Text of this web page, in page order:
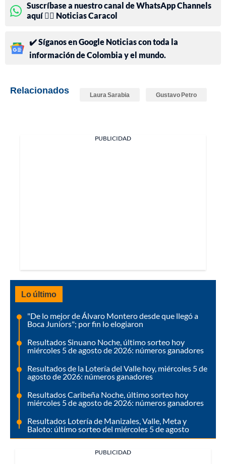
Suscríbase a nuestro canal de WhatsApp Channels
aquí 👉🏻 Noticias Caracol
✔️ Síganos en Google Noticias con toda la
información de Colombia y el mundo.
Relacionados Laura Sarabia Gustavo Petro
PUBLICIDAD
Lo último
"De lo mejor de Álvaro Montero desde que llegó a
Boca Juniors"; por fin lo elogiaron
Resultados Sinuano Noche, último sorteo hoy
miércoles 5 de agosto de 2026: números ganadores
Resultados de la Lotería del Valle hoy, miércoles 5 de
agosto de 2026: números ganadores
Resultados Caribeña Noche, último sorteo hoy
miércoles 5 de agosto de 2026: números ganadores
Resultados Lotería de Manizales, Valle, Meta y
Baloto: último sorteo del miércoles 5 de agosto
PUBLICIDAD